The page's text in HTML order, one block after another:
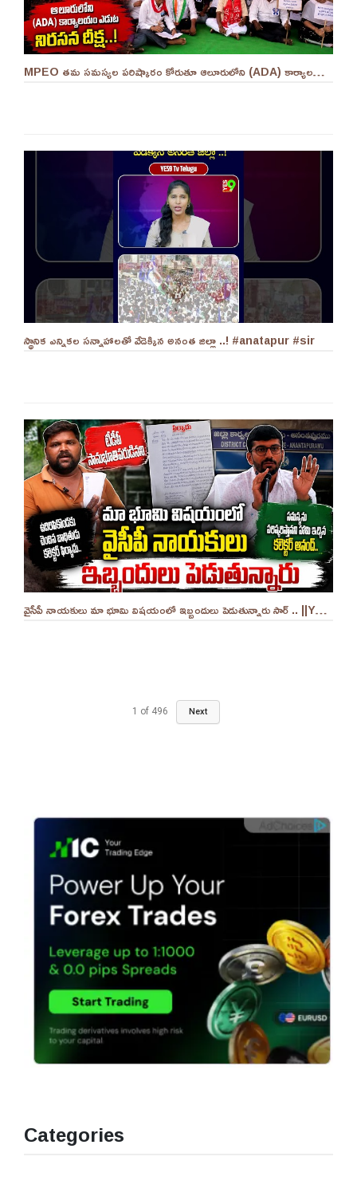
MPEO తమ సమస్యల పరిష్కారం కోరుతూ ఆలూరులోని (ADA) కార్యాలయం ఎదుట దీక్ష ||YES 9TV #kurnool
స్థానిక ఎన్నికల సన్నాహాలతో వేడెక్కిన అనంత జిల్లా ..! #anatapur #sir
వైసీపీ నాయకులు మా భూమి విషయంలో ఇబ్బందులు పెడుతున్నారు సార్ .. ||YES 9TV
1 of 496 Next
Categories